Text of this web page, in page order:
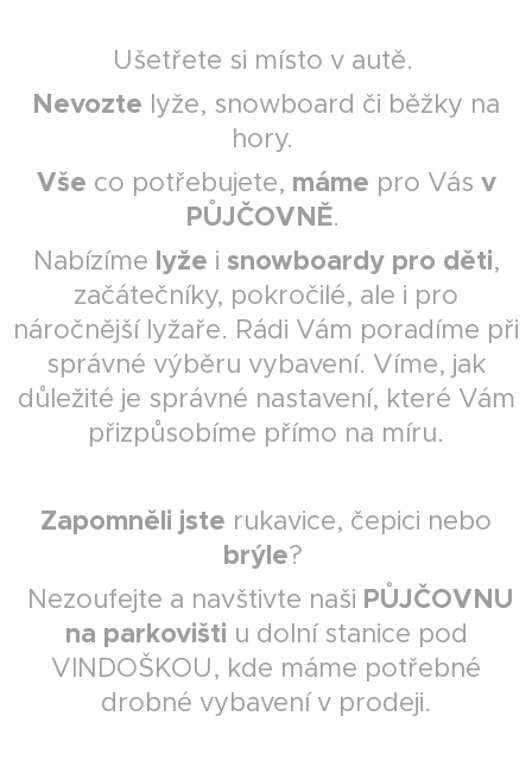
Ušetřete si místo v autě.
Nevozte lyže, snowboard či běžky na
hory.
Vše co potřebujete, máme pro Vás v
PŮJČOVNĚ.
Nabízíme lyže i snowboardy pro děti,
začátečníky, pokročilé, ale i pro
náročnější lyžaře. Rádi Vám poradíme při
správné výběru vybavení. Víme, jak
důležité je správné nastavení, které Vám
přizpůsobíme přímo na míru.
Zapomněli jste rukavice, čepici nebo
brýle?
Nezoufejte a navštivte naši PŮJČOVNU
na parkovišti u dolní stanice pod
VINDOŠKOU, kde máme potřebné
drobné vybavení v prodeji.